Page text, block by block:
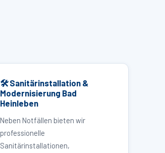
🛠 Sanitärinstallation &
Modernisierung Bad
Heinleben
Neben Notfällen bieten wir
professionelle
Sanitärinstallationen,